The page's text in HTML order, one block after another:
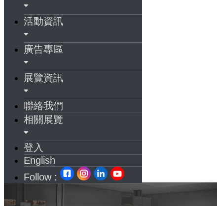
活動資訊
廣告專區
展覽資訊
聯絡我們
相關展覽
登入
English
Follow :